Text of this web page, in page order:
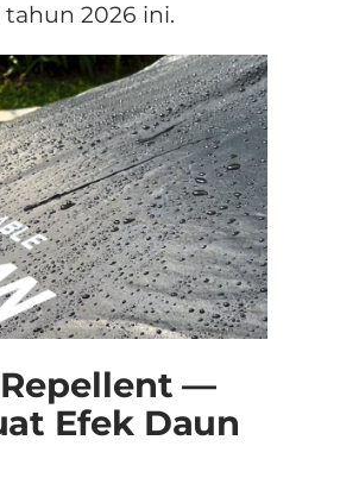
tahun 2026 ini.
—
Efek Daun